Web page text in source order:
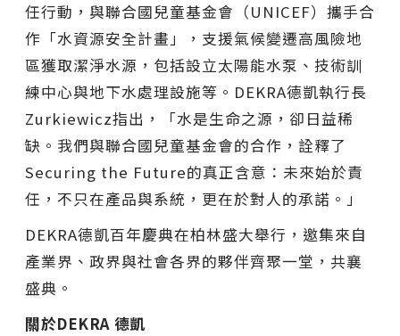
任行動，與聯合國兒童基金會（UNICEF）攜手合
作「水資源安全計畫」，支援氣候變遷高風險地
區獲取潔淨水源，包括設立太陽能水泵、技術訓
練中心與地下水處理設施等。DEKRA德凱執行長
Zurkiewicz指出，「水是生命之源，卻日益稀
缺。我們與聯合國兒童基金會的合作，詮釋了
Securing the Future的真正含意：未來始於責
任，不只在產品與系統，更在於對人的承諾。」
DEKRA德凱百年慶典在柏林盛大舉行，邀集來自
產業界、政界與社會各界的夥伴齊聚一堂，共襄
盛典。
關於DEKRA 德凱